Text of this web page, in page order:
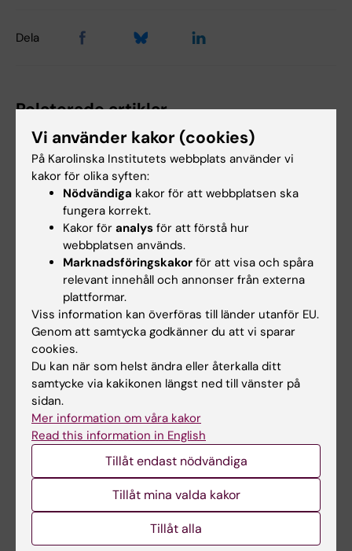
Dela
Relaterade artiklar
5 aug 2026
Genvariant från
neandertalare kan
öka muskelmassan än
i dag
En genvariant som moderna
människor ärvt från
neandertalare gör att…
5 aug 2026
Hög följsamhet trots
barn med ärftlig
cancerrisk
genen TP53 följer i hög grad
rekommenderade…
2 aug 2026 28 jul 2026
Vi använder kakor (cookies)
På Karolinska Institutets webbplats använder vi
kakor för olika syften:
Nödvändiga kakor för att webbplatsen ska
fungera korrekt.
Kakor för analys för att förstå hur
webbplatsen används.
Marknadsföringskakor för att visa och spåra
relevant innehåll och annonser från externa
plattformar.
Viss information kan överföras till länder utanför EU.
Genom att samtycka godkänner du att vi sparar
cookies.
Du kan när som helst ändra eller återkalla ditt
samtycke via kakikonen längst ned till vänster på
sidan.
Mer information om våra kakor
Read this information in English
Tillåt endast nödvändiga
Tillåt mina valda kakor
Tillåt alla